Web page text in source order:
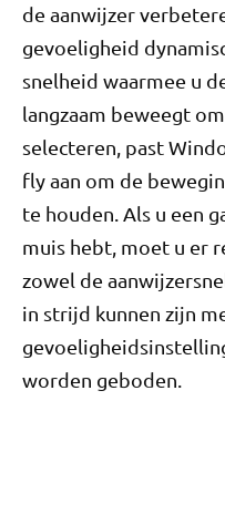
de aanwijzer
gevoeligheid
snelheid waarmee u
langzaam beweegt
selecteren, past
fly aan om de
te houden. Als u een
muis hebt, moet u er
zowel de
in strijd kunnen zijn
worden geboden.